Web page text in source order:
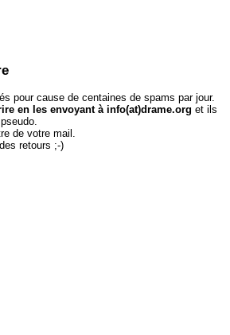
pour cause de centaines de spams par jour.
en les envoyant à info(at)drame.org et ils
de votre mail.
retours ;-)